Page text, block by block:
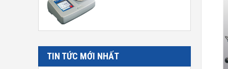
TIN TỨC MỚI NHẤT